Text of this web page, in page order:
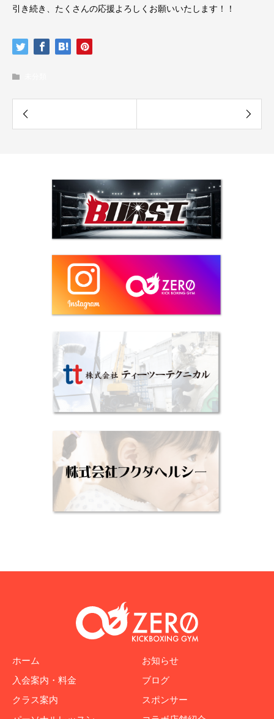
引き続き、たくさんの応援よろしくお願いいたします！！
ホーム
入会案内・料金
クラス案内
お知らせ
ブログ
スポンサー